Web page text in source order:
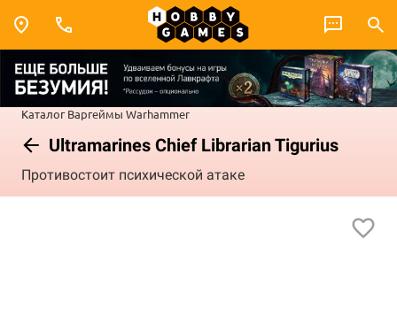
Каталог Варгеймы Warhammer
Ultramarines Chief Librarian Tigurius
Противостоит психической атаке